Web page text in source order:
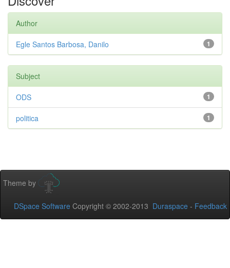
Author
1
Egle Santos Barbosa, Danilo
Subject
1
ODS
1
politica
Theme by
DSpace Software Copyright © 2002-2013 Duraspace - Feedback